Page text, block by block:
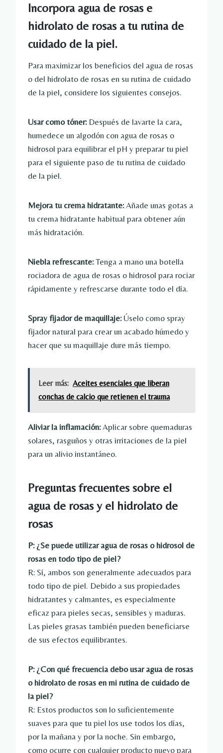
Incorpora agua de rosas e
hidrolato de rosas a tu rutina de
cuidado de la piel.
Para maximizar los beneficios del agua de rosas
o del hidrolato de rosas en su rutina de cuidado
de la piel, considere los siguientes consejos.
Usar como tóner:Después de lavarte la cara,
humedece un algodón con agua de rosas o
hidrosol para equilibrar el pH y preparar tu piel
para el siguiente paso de tu rutina de cuidado
de la piel.
Mejora tu crema hidratante:Añade unas gotas a
tu crema hidratante habitual para obtener aún
más hidratación.
Niebla refrescante:Tenga a mano una botella
rociadora de agua de rosas o hidrosol para rociar
rápidamente y refrescarse durante todo el día.
Spray fijador de maquillaje:Úselo como spray
fijador natural para crear un acabado húmedo y
hacer que su maquillaje dure más tiempo.
Leer más: Aceites esenciales que liberan
conchas de calcio que retienen el trauma
Aliviar la inflamación:Aplicar sobre quemaduras
solares, rasguños y otras irritaciones de la piel
para un alivio instantáneo.
Preguntas frecuentes sobre el
agua de rosas y el hidrolato de
rosas
P: ¿Se puede utilizar agua de rosas o hidrosol de
rosas en todo tipo de piel?
R: Sí, ambos son generalmente adecuados para
todo tipo de piel. Debido a sus propiedades
hidratantes y calmantes, es especialmente
eficaz para pieles secas, sensibles y maduras.
Las pieles grasas también pueden beneficiarse
de sus efectos equilibrantes.
P: ¿Con qué frecuencia debo usar agua de rosas
o hidrolato de rosas en mi rutina de cuidado de
la piel?
R: Estos productos son lo suficientemente
suaves para que tu piel los use todos los días,
por la mañana y por la noche. Sin embargo,
como ocurre con cualquier producto nuevo para